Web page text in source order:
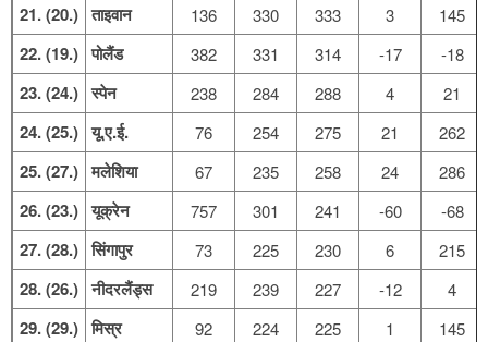
21. (20.) ताइवान 136 330 333 3 145
22. (19.) पोलैंड 382 331 314 -17 -18
23. (24.) स्पेन 238 284 288 4 21
24. (25.) यू.ए.ई. 76 254 275 21 262
25. (27.) मलेशिया 67 235 258 24 286
26. (23.) यूक्रेन 757 301 241 -60 -68
27. (28.) सिंगापुर 73 225 230 6 215
28. (26.) नीदरलैंड्स 219 239 227 -12 4
29. (29.) मिस्र 92 224 225 1 145